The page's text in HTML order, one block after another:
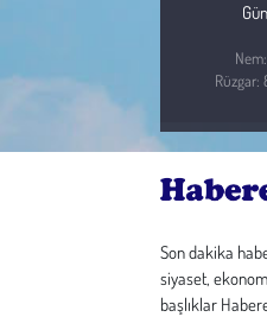
Rüzgar:
Son dakika
siyaset,
başlıklar
Hukuk